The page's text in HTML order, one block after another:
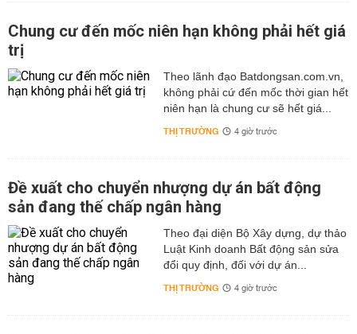
Chung cư đến mốc niên hạn không phải hết giá
trị
Theo lãnh đạo Batdongsan.com.vn,
không phải cứ đến mốc thời gian hết
niên hạn là chung cư sẽ hết giá...
THỊ TRƯỜNG 4 giờ trước
Đề xuất cho chuyển nhượng dự án bất động
sản đang thế chấp ngân hàng
Theo đại diện Bộ Xây dựng, dự thảo
Luật Kinh doanh Bất động sản sửa
đổi quy định, đối với dự án...
THỊ TRƯỜNG 4 giờ trước